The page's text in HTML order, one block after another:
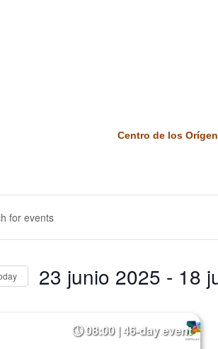
Centro de los
23 junio 2025 - 18
08:00 | 46-day event